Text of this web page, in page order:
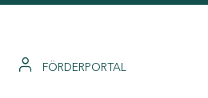
FÖRDERPORTAL